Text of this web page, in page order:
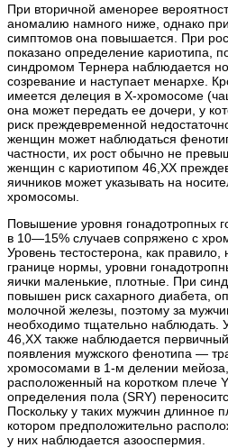
При вторичной аменорее
аномалию намного ниже, однако
симптомов она повышается. При
показано определение кариотипа,
синдромом Тернера наблюдается
созревание и наступает менархе.
имеется делеция в Х-хромосоме
она может передать ее дочери, у
риск преждевременной
женщин может наблюдаться
частности, их рост обычно не
женщин с кариотипом 46,XX
яичников может указывать на
хромосомы.
Повышение уровня гонадотропных
в 10—15% случаев сопряжено с
Уровень тестостерона, как правило,
границе нормы, уровни
яички маленькие, плотные. При
повышен риск сахарного диабета,
молочной железы, поэтому за
необходимо тщательно наблюдать.
46,XX также наблюдается
появления мужского фенотипа —
хромосомами в 1-м делении мейоза,
расположенный на коротком плече
определения пола (SRY)
Поскольку у таких мужчин длинное
котором предположительно
у них наблюдается азооспермия.